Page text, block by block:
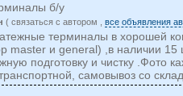
б/у
( cвязаться c автором ,все объявления
терминалы в хорошей
master и general) ,в наличии
подготовку и чистку .Фото
самовывоз со